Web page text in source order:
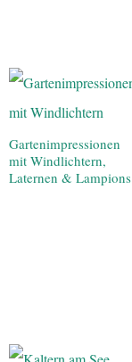
Gartenimpressionen
mit Windlichtern,
Laternen & Lampions